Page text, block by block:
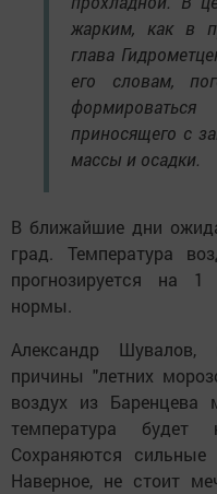
жарким, как в
глава
его словам,
приносящего с
массы и осадки.
В ближайшие дни
град. Температура
прогнозируется на
нормы.
Александр
причины "летних
воздух из Баренцева
температура
Сохраняются
Наверное, не стоит